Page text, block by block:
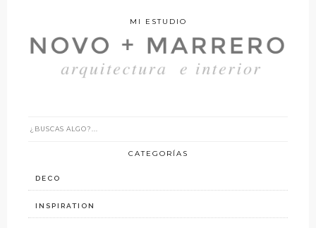
MI ESTUDIO
CATEGORÍAS
DECO
INSPIRATION